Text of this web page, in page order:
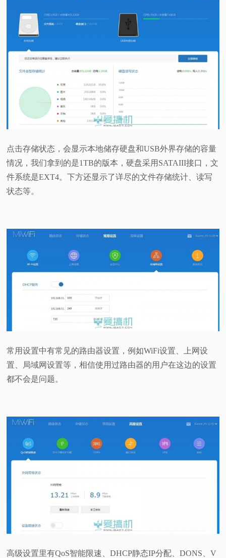
点击存储状态，会显示本地储存硬盘和USB外界存储的容量
情况，我们拿到的是1TB的版本，硬盘采用SATAIII接口，文
件系统是EXT4。下方还显示了详尽的文件存储统计、读写
状态等。
常用设置中有常见的路由器设置，例如WiFi设置、上网设
置、局域网设置等，相信使用过路由器的用户在这边的设置
都不会是问题。
高级设置里有QoS智能限速、DHCP静态IP分配、DONS、V